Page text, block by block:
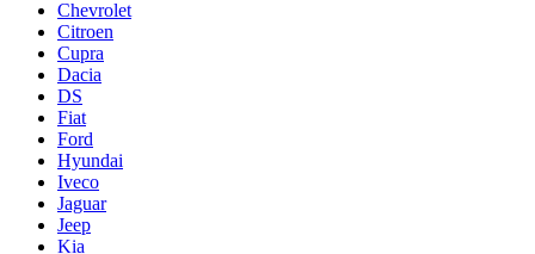
Chevrolet
Citroen
Cupra
Dacia
DS
Fiat
Ford
Hyundai
Iveco
Jaguar
Jeep
Kia